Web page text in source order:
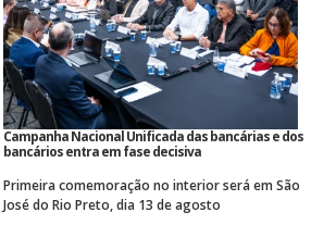
Campanha Nacional Unificada das bancárias e dos
bancários entra em fase decisiva
Primeira comemoração no interior será em São
José do Rio Preto, dia 13 de agosto